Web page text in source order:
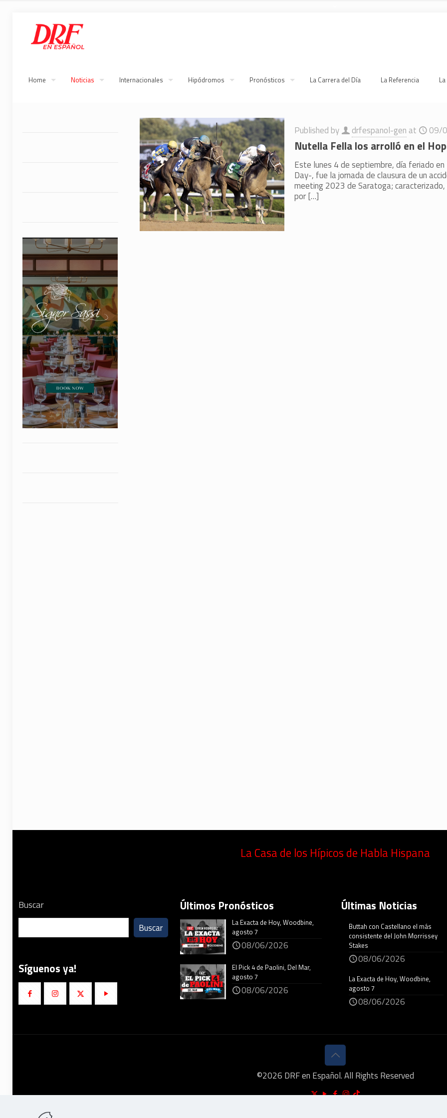
Home Noticias Internacionales Hipódromos Pronósticos La Carrera del Día La Referencia
Published by drfespanol-gen at 09/
Nutella Fella los arrolló en el
Este lunes 4 de septiembre, día feriado
Day-, fue la jornada de clausura de un
meeting 2023 de Saratoga; caracterizado,
por[…]
La Casa de los Hípicos de Habla Hispana
Buscar
Buscar
Síguenos ya!
Últimos Pronósticos
La Exacta de Hoy, Woodbine,
agosto 7
08/06/2026
El Pick 4 de Paolini, Del Mar,
agosto 7
08/06/2026
Últimas Noticias
Buttah con Castellano el más
consistente del John Morrissey
Stakes
08/06/2026
La Exacta de Hoy, Woodbine,
agosto 7
08/06/2026
©2026 DRF en Español. All Rights Reserved